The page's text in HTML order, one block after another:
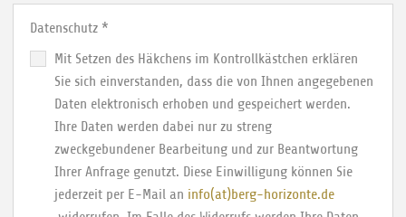
Datenschutz *
Mit Setzen des Häkchens im Kontrollkästchen erklären
Sie sich einverstanden, dass die von Ihnen angegebenen
Daten elektronisch erhoben und gespeichert werden.
Ihre Daten werden dabei nur zu streng
zweckgebundener Bearbeitung und zur Beantwortung
Ihrer Anfrage genutzt. Diese Einwilligung können Sie
jederzeit per E-Mail an info(at)berg-horizonte.de